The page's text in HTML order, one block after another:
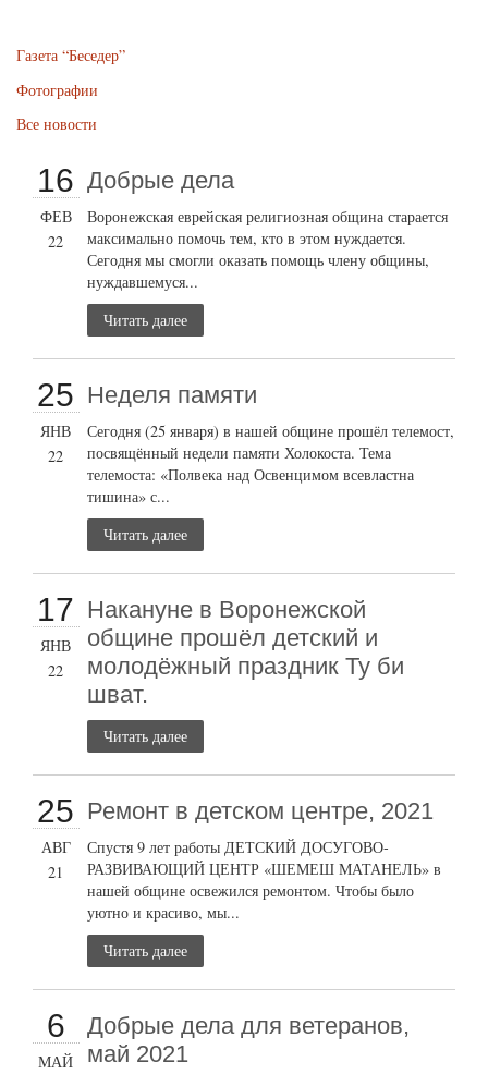
Газета “Беседер”
Фотографии
Все новости
16
ФЕВ
22
Добрые дела
Воронежская еврейская религиозная община старается
максимально помочь тем, кто в этом нуждается.
Сегодня мы смогли оказать помощь члену общины,
нуждавшемуся...
Читать далее
25
ЯНВ
22
Неделя памяти
Сегодня (25 января) в нашей общине прошёл телемост,
посвящённый недели памяти Холокоста. Тема
телемоста: «Полвека над Освенцимом всевластна
тишина» с...
Читать далее
17
ЯНВ
22
Накануне в Воронежской
общине прошёл детский и
молодёжный праздник Ту би
шват.
Читать далее
25
АВГ
21
Ремонт в детском центре, 2021
Спустя 9 лет работы ДЕТСКИЙ ДОСУГОВО-
РАЗВИВАЮЩИЙ ЦЕНТР «ШЕМЕШ МАТАНЕЛЬ» в
нашей общине освежился ремонтом. Чтобы было
уютно и красиво, мы...
Читать далее
6
МАЙ
Добрые дела для ветеранов,
май 2021